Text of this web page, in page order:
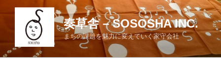
ツ
奏草舎 – SOSOSHA INC.
まちの課題を魅力に変えていく家守会社